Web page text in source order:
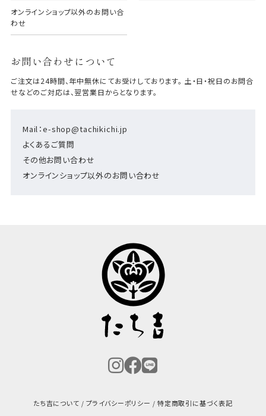
オンラインショップ以外のお問い合
わせ
お問い合わせについて
Mail：e-shop@tachikichi.jp
よくあるご質問
その他お問い合わせ
オンラインショップ以外のお問い合わせ
ご注文は24時間、年中無休にてお受けしております。 土・日・祝日のお問合
せなどのご対応は、翌営業日からとなります。
たち吉について プライバシーポリシー 特定商取引に基づく表記